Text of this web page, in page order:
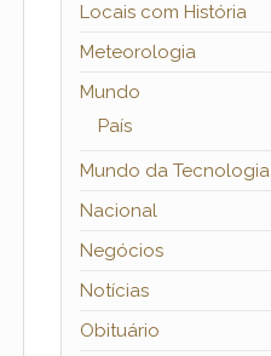
Locais com História
Meteorologia
Mundo
País
Mundo da Tecnologia
Nacional
Negócios
Notícias
Obituário